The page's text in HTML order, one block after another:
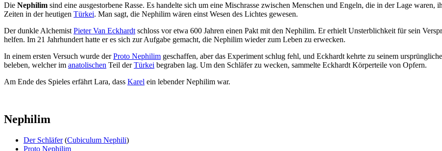
Die Nephilim sind eine ausgestorbene Rasse. Es handelte sich um eine Mischrasse zwischen Menschen und Engeln, die in der Lage
Zeiten in der heutigen Türkei. Man sagt, die Nephilim wären einst Wesen des Lichtes gewesen.
Der dunkle Alchemist Pieter Van Eckhardt schloss vor etwa 600 Jahren einen Pakt mit den Nephilim. Er erhielt Unsterblichkeit für sein
helfen. Im 21 Jahrhundert hatte er es sich zur Aufgabe gemacht, die Nephilim wieder zum Leben zu erwecken.
In einem ersten Versuch wurde derProto Nephilim geschaffen, aber das Experiment schlug fehl, und Eckhardt kehrte zu seinem
beleben, welcher im anatolischen Teil derTürkei begraben lag. Um den Schläfer zu wecken, sammelte Eckhardt Körperteile von Opfern.
Am Ende des Spieles erfährt Lara, dass Karel ein lebender Nephilim war.
Nephilim
Der Schläfer(Cubiculum Nephili)
Proto Nephilim